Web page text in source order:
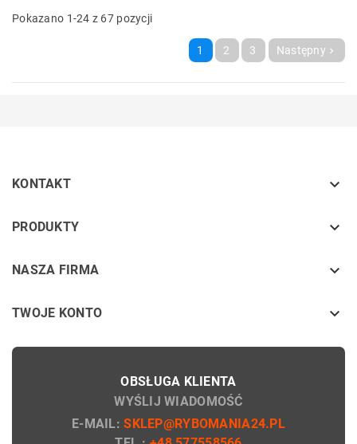
Pokazano 1-24 z 67 pozycji
1 2 3 Następny 
KONTAKT 
PRODUKTY keyboard_arrow_down
NASZA FIRMA keyboard_arrow_down
TWOJE KONTO 
OBSŁUGA KLIENTA
WYŚLIJ WIADOMOŚĆ
E-MAIL:SKLEP@RYBOMANIA24.PL